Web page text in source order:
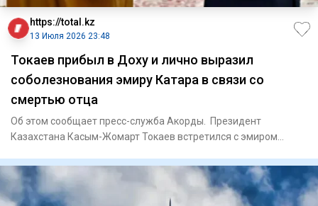
https://total.kz
13 Июля 2026 23:48
Токаев прибыл в Доху и лично выразил
соболезнования эмиру Катара в связи со
смертью отца
Об этом сообщает пресс-служба Акорды. Президент
Казахстана Касым-Жомарт Токаев встретился c эмиром